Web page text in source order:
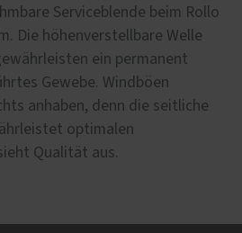
Serviceblende beim Rollo
Die höhenverstellbare Welle
ein permanent
Gewebe. Windböen
anhaben, denn die seitliche
optimalen
Qualität aus.